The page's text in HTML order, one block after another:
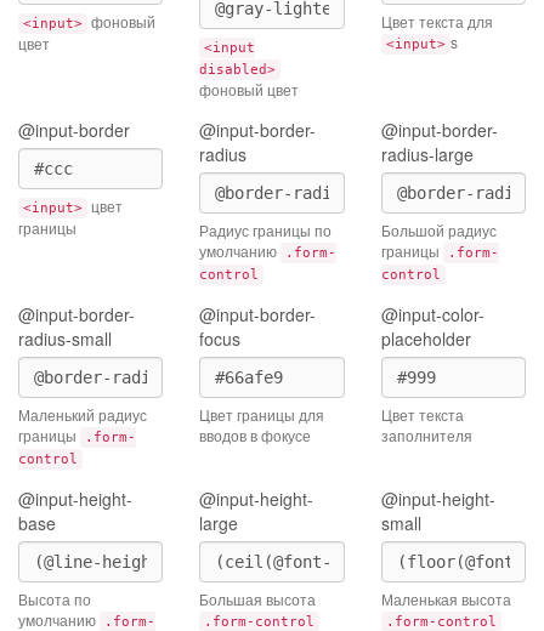
<input> фоновый
цвет
<input
disabled>
фоновый цвет
Цвет текста для
<input> s
@input-border
<input> цвет
границы
@input-border-
radius
Радиус границы по
умолчанию
.form-
control
@input-border-
radius-large
Большой радиус
границы
.form-
control
@input-border-
radius-small
Маленький радиус
границы
.form-
control
@input-border-
focus
Цвет границы для
вводов в фокусе
@input-color-
placeholder
Цвет текста
заполнителя
@input-height-
base
Высота по
умолчанию
.form-
@input-height-
large
Большая высота
.form-control
@input-height-
small
Маленькая высота
.form-control